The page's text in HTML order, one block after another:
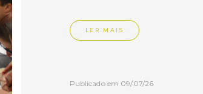
LER MAIS
Publicado em 09/07/26